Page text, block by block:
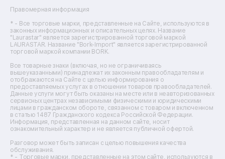
Ремонт фенов
Ремонт цифровых биноклей
Ремонт тепловизоров
Ремонт массажных кресел
Ремонт водонагревателей
Ремонт вытяжек
Ремонт источников бесперебойного питания
Ремонт пароварок
Ремонт микшерных пультов
Ремонт dj-пультов
Ремонт кухонных плит
Ремонт стедикамов
Ремонт оптических прицелов
Ремонт электровелосипедов
Ремонт видеокамер
Ремонт эхолотов
Правомерная информация
* - Все торговые марки, представленные на Сайте, используются в
законных информационных и описательных целях. Название
"Laurastar" является зарегистрированной торговой маркой
LAURASTAR. Название "Bork-Import" является зарегистрированной
торговой маркой компании BORK.
Все товарные знаки (включая, но не ограничиваясь
вышеуказанными) принадлежат их законным правообладателям и
отображаются на Сайте с целью информирования о
предоставляемых услугах в отношении товаров правообладателей.
Данные услуги могут быть оказаны на месте или в неавторизованных
сервисных центрах независимыми физическими и юридическими
лицами в гражданском обороте, связанном с товаром и включенном
в статью 1487 Гражданского кодекса Российской Федерации.
Информация, представленная на данном сайте, носит
ознакомительный характер и не является публичной офертой.
Разговор может быть записан с целью повышения качества
обслуживания.
* - Торговые марки, представленные на этом сайте, используются в